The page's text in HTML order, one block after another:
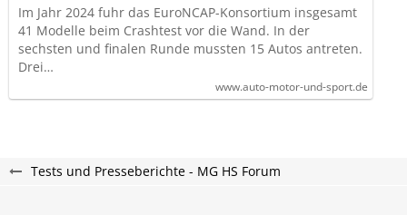
Im Jahr 2024 fuhr das EuroNCAP-Konsortium insgesamt
41 Modelle beim Crashtest vor die Wand. In der
sechsten und finalen Runde mussten 15 Autos antreten.
Drei…
www.auto-motor-und-sport.de
Tests und Presseberichte - MG HS Forum